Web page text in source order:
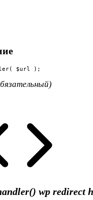
$url );
wp redirect